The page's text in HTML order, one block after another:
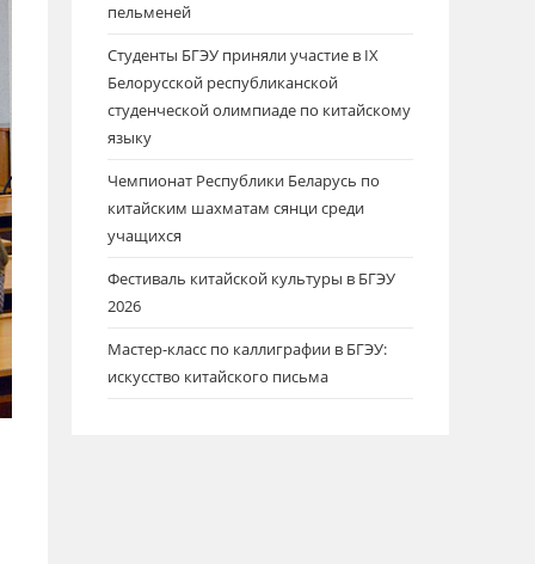
пельменей
Студенты БГЭУ приняли участие в IХ
Белорусской республиканской
студенческой олимпиаде по китайскому
языку
Чемпионат Республики Беларусь по
китайским шахматам сянци среди
учащихся
Фестиваль китайской культуры в БГЭУ
2026
Мастер-класс по каллиграфии в БГЭУ:
искусство китайского письма